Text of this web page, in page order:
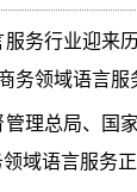
服务行业迎来
务领域语言服
理总局、国
域语言服务